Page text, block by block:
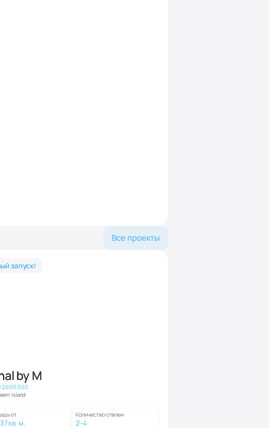
Все проекты
запуск!
by M
2,600,000
Island
от
кв. м.
Количество спален
2-4